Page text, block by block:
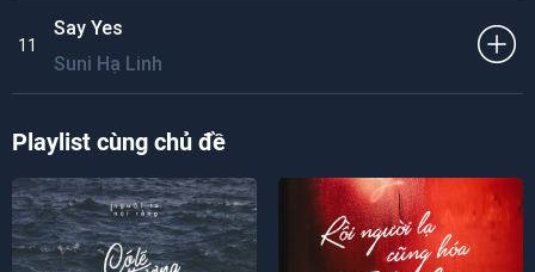
11
Say Yes
Suni Hạ Linh
Playlist cùng chủ đề